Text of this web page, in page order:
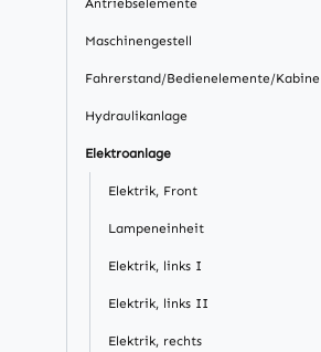
Antriebselemente
Maschinengestell
Fahrerstand/Bedienelemente/Kabine
Hydraulikanlage
Elektroanlage
Elektrik, Front
Lampeneinheit
Elektrik, links I
Elektrik, links II
Elektrik, rechts